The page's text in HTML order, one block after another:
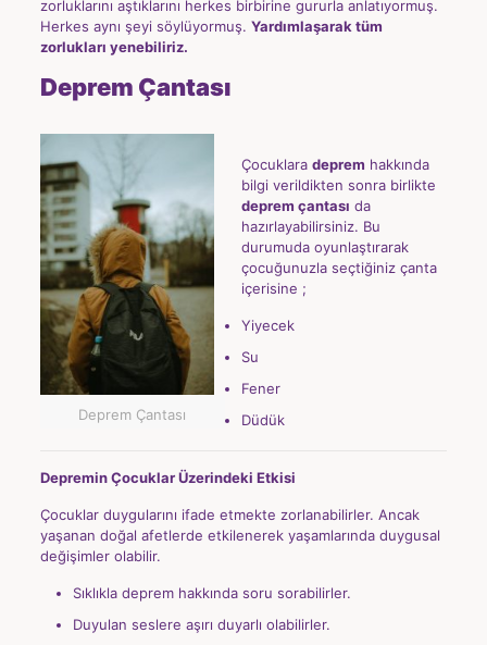
zorluklarını aştıklarını herkes birbirine gururla anlatıyormuş.
Herkes aynı şeyi söylüyormuş. Yardımlaşarak tüm
zorlukları yenebiliriz.
Deprem Çantası
Deprem Çantası
Çocuklara deprem hakkında
bilgi verildikten sonra birlikte
deprem çantası da
hazırlayabilirsiniz. Bu
durumuda oyunlaştırarak
çocuğunuzla seçtiğiniz çanta
içerisine ;
Yiyecek
Su
Fener
Düdük
Depremin Çocuklar Üzerindeki Etkisi
Çocuklar duygularını ifade etmekte zorlanabilirler. Ancak
yaşanan doğal afetlerde etkilenerek yaşamlarında duygusal
değişimler olabilir.
Sıklıkla deprem hakkında soru sorabilirler.
Duyulan seslere aşırı duyarlı olabilirler.